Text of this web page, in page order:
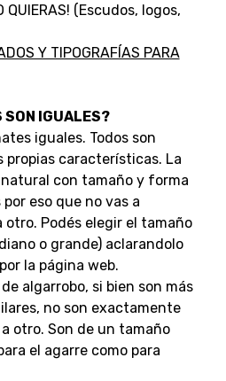
QUIERAS! (Escudos, logos,
Y TIPOGRAFÍAS PARA
SON IGUALES?
iguales. Todos son
características. La
con tamaño y forma
eso que no vas a
Podés elegir el tamaño
o grande) aclarandolo
la página web.
algarrobo, si bien son más
no son exactamente
otro. Son de un tamaño
el agarre como para